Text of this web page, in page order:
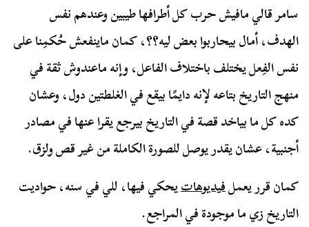
سامر قالي مافيش حرب كل أطرافها طيبين وعندهم نفس
الهدف، أمال بيحاربوا بعض ليه؟؟، كمان ماينفعش حُكمِنا على
نفس الفِعل يختلف باختلاف الفاعل، وإنه ماعندوش ثقة في
منهج التاريخ بتاعه لإنه دايمًا بيقع في الغلطتين دول، وعشان
كده كل ما بياخد قصة في التاريخ بيرجع يقرا عنها في مصادر
أجنبية، عشان يقدر يوصل للصورة الكاملة من غير قص ولزق.
كمان قرر يعملفيديوهاتيحكي فيها، للي في سنه، حواديت
التاريخ زي ما موجودة في المراجع.